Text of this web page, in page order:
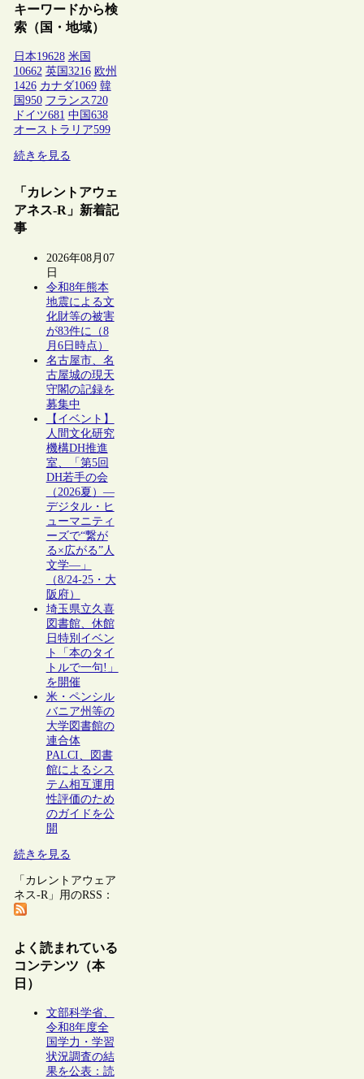
キーワードから検
索（国・地域）
日本19628 米国
10662 英国 3216 欧州
1426 カナダ1069 韓
国 950 フランス 720
ドイツ681 中国 638
オーストラリア599
続きを見る
「カレントアウェ
アネス-R」新着記
事
2026年08月07
日
令和8年熊本
地震による文
化財等の被害
が83件に（8
月6日時点）
名古屋市、名
古屋城の現天
守閣の記録を
募集中
【イベント】
人間文化研究
機構DH推進
室、「第5回
DH若手の会
（2026夏）―
デジタル・ヒ
ューマニティ
ーズで“繋が
る×広がる”人
文学―」
（8/24-25・大
阪府）
埼玉県立久喜
図書館、休館
日特別イベン
ト「本のタイ
トルで一句!」
を開催
米・ペンシル
バニア州等の
大学図書館の
連合体
PALCI、図書
館によるシス
テム相互運用
性評価のため
のガイドを公
開
続きを見る
「カレントアウェア
ネス-R」用のRSS：
よく読まれている
コンテンツ（本
日）
文部科学省、
令和8年度全
国学力・学習
状況調査の結
果を公表：読